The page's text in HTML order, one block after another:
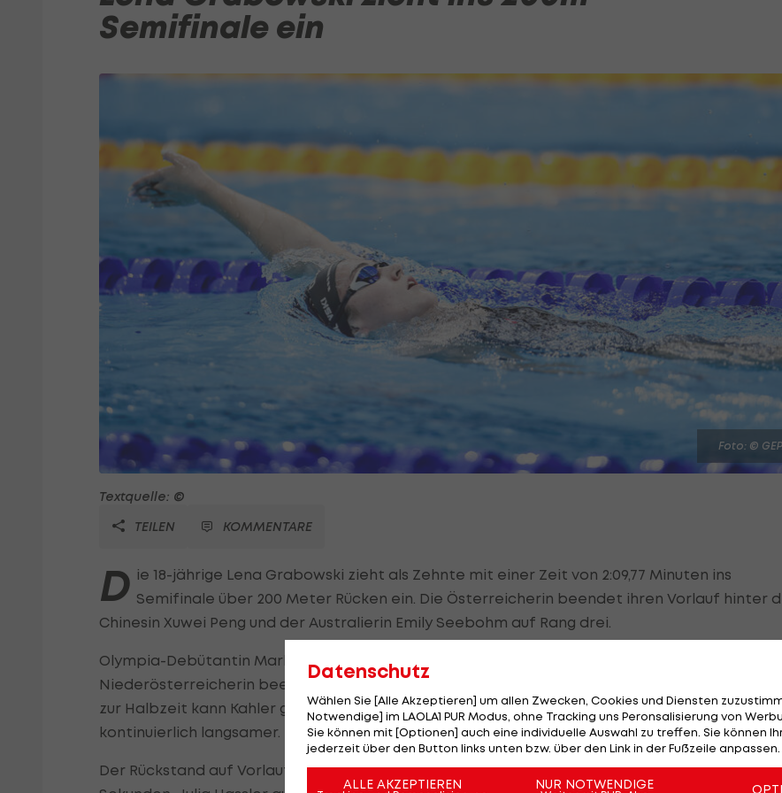
Semifinale ein
Foto: ©
Textquelle: ©
TEILEN
KOMMENTARE
D ie 18-jährige Lena Grabowski zieht als Zehnte mit einer Zeit von 2:09,77 Minuten ins
Semifinale über 200 Meter Rücken ein. Die Österreicherin beendet ihren Vorlauf hinter
Chinesin Xuwei Peng und der Australierin Emily Seebohm auf Rang drei.
Olympia-Debütantin Marlene Kahler verpasst das Finale über 800 Kraul der Damen deutlich.
Niederösterreicherin beendet ihren Vorlauf in einer Zeit von 8:36,16 Minuten auf Rang sechs. Bis
zur Halbzeit kann Kahler gut mithalten und belegt Rang drei, in weiterer Folge wird die 20-
kontinuierlich langsamer.
Der Rückstand auf Vorlauf-Siegerin Summer McIntosh aus Kanada beträgt letztendlich 11,12
Datenschutz
Wählen Sie [Alle Akzeptieren] um allen Zwecken, Cookies und Diensten
Notwendige] im LAOLA1 PUR Modus, ohne Tracking uns Peronsalisierung von
Sie können mit [Optionen] auch eine individuelle Auswahl zu treffen. Sie können
jederzeit über den Button links unten bzw. über den Link in der Fußzeile anpassen.
ALLE AKZEPTIEREN NUR NOTWENDIGE